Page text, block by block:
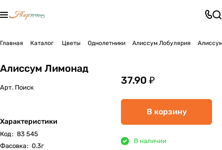
Главная Каталог Цветы Однолетники Алиссум Лобулярия
Алиссум Лимонад
Арт. Поиск
Характеристики
Код: 83 545
Фасовка: 0.3г
37.90 ₽
В корзину
В наличии